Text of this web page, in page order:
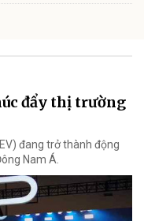
đẩy thị trường
đang trở thành động
Nam Á.